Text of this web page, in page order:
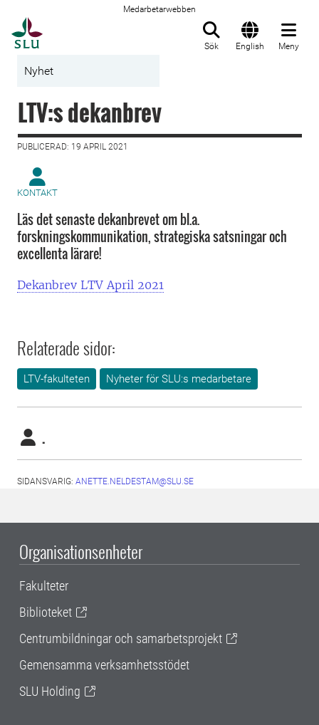
Medarbetarwebben
Sök English Meny
Nyhet
LTV:s dekanbrev
PUBLICERAD: 19 APRIL 2021
KONTAKT
Läs det senaste dekanbrevet om bl.a.
forskningskommunikation, strategiska satsningar och
excellenta lärare!
Dekanbrev LTV April 2021
Relaterade sidor:
LTV-fakulteten Nyheter för SLU:s medarbetare
.
SIDANSVARIG: ANETTE.NELDESTAM@SLU.SE
Organisationsenheter
Fakulteter
Biblioteket
Centrumbildningar och samarbetsprojekt
Gemensamma verksamhetsstödet
SLU Holding